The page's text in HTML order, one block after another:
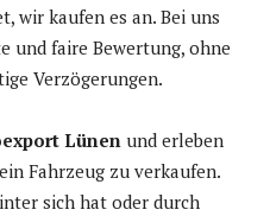
wir kaufen es an. Bei uns
und faire Bewertung, ohne
Verzögerungen.
Lünen und erleben
Fahrzeug zu verkaufen.
sich hat oder durch